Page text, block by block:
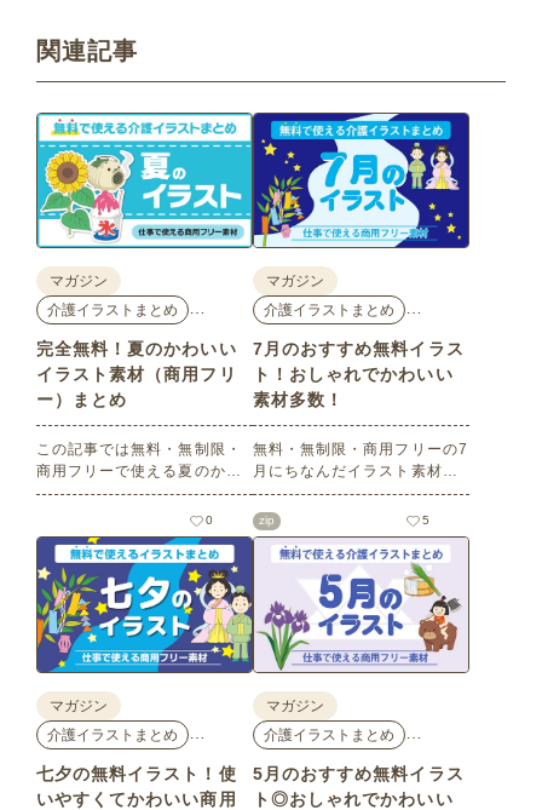
関連記事
マガジン
介護イラストまとめ
…
完全無料！夏のかわいい
イラスト素材（商用フリ
ー）まとめ
この記事では無料・無制限・
商用フリーで使える夏のかわ
いいイラスト素材を多数ご紹
介いたします。夏の花である
ひまわりや朝顔、夏祭り、花
火、七夕など夏ならではのか
わいいイラストをご用意！ポ
スターやパンフレットなどで
使いやすいテイストなので、
ぜひご活用ください。
0
マガジン
介護イラストまとめ
…
7月のおすすめ無料イラス
ト！おしゃれでかわいい
素材多数！
無料・無制限・商用フリーの7
月にちなんだイラスト素材を
多数ご紹介します。どれも印
刷に適した解像度で、点数制
限なしで自由に使える素材ば
かり♪どなたでもご利用いただ
けます！ぜひご活用くださ
い。
zip 5
マガジン
介護イラストまとめ
七夕の無料イラスト！使
いやすくてかわいい商用
マガジン
介護イラストまとめ
5月のおすすめ無料イラス
ト◎おしゃれでかわいい